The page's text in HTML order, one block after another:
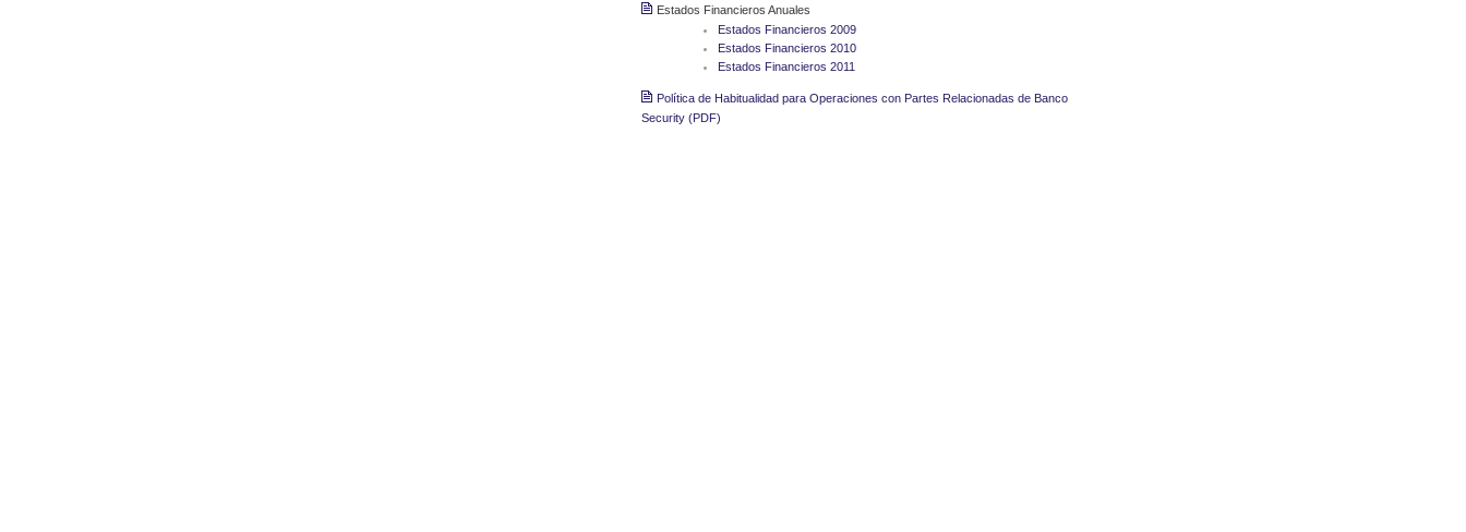
Estados Financieros Anuales
Estados Financieros 2009
Estados Financieros 2010
Estados Financieros 2011
Política de Habitualidad para Operaciones con Partes Relacionadas de Banco
Security (PDF)